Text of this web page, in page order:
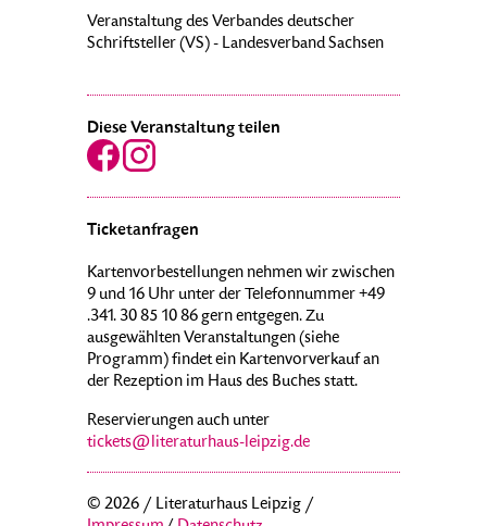
Veranstaltung des Verbandes deutscher
Schriftsteller (VS) - Landesverband Sachsen
Diese Veranstaltung teilen
Ticketanfragen
Kartenvorbestellungen nehmen wir zwischen
9 und 16 Uhr unter der Telefonnummer +49
.341. 30 85 10 86 gern entgegen. Zu
ausgewählten Veranstaltungen (siehe
Programm) findet ein Kartenvorverkauf an
der Rezeption im Haus des Buches statt.
Reservierungen auch unter
tickets@literaturhaus-leipzig.de
© 2026 / Literaturhaus Leipzig /